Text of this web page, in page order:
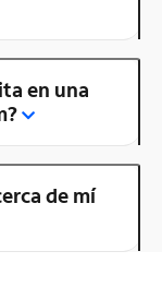
en una
de mí